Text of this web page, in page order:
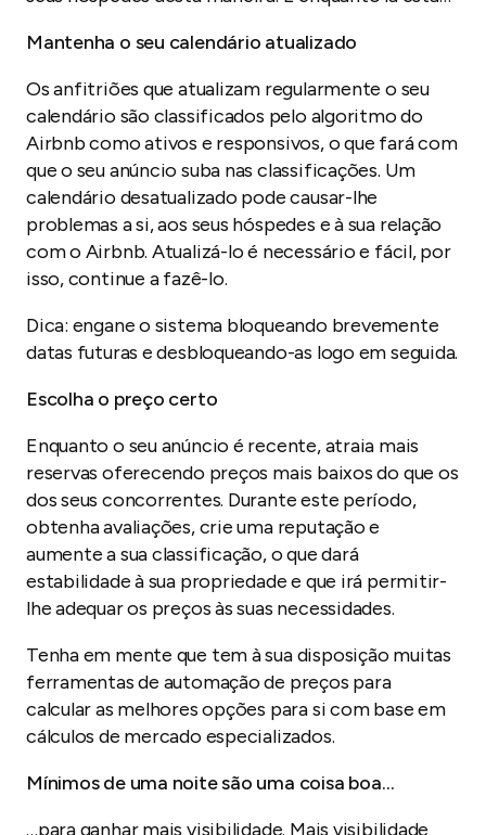
Mantenha o seu calendário atualizado
Os anfitriões que atualizam regularmente o seu
calendário são classificados pelo algoritmo do
Airbnb como ativos e responsivos, o que fará com
que o seu anúncio suba nas classificações. Um
calendário desatualizado pode causar-lhe
problemas a si, aos seus hóspedes e à sua relação
com o Airbnb. Atualizá-lo é necessário e fácil, por
isso, continue a fazê-lo.
Dica: engane o sistema bloqueando brevemente
datas futuras e desbloqueando-as logo em seguida.
Escolha o preço certo
Enquanto o seu anúncio é recente, atraia mais
reservas oferecendo preços mais baixos do que os
dos seus concorrentes. Durante este período,
obtenha avaliações, crie uma reputação e
aumente a sua classificação, o que dará
estabilidade à sua propriedade e que irá permitir-
lhe adequar os preços às suas necessidades.
Tenha em mente que tem à sua disposição muitas
ferramentas de automação de preços para
calcular as melhores opções para si com base em
cálculos de mercado especializados.
Mínimos de uma noite são uma coisa boa…
…para ganhar mais visibilidade. Mais visibilidade